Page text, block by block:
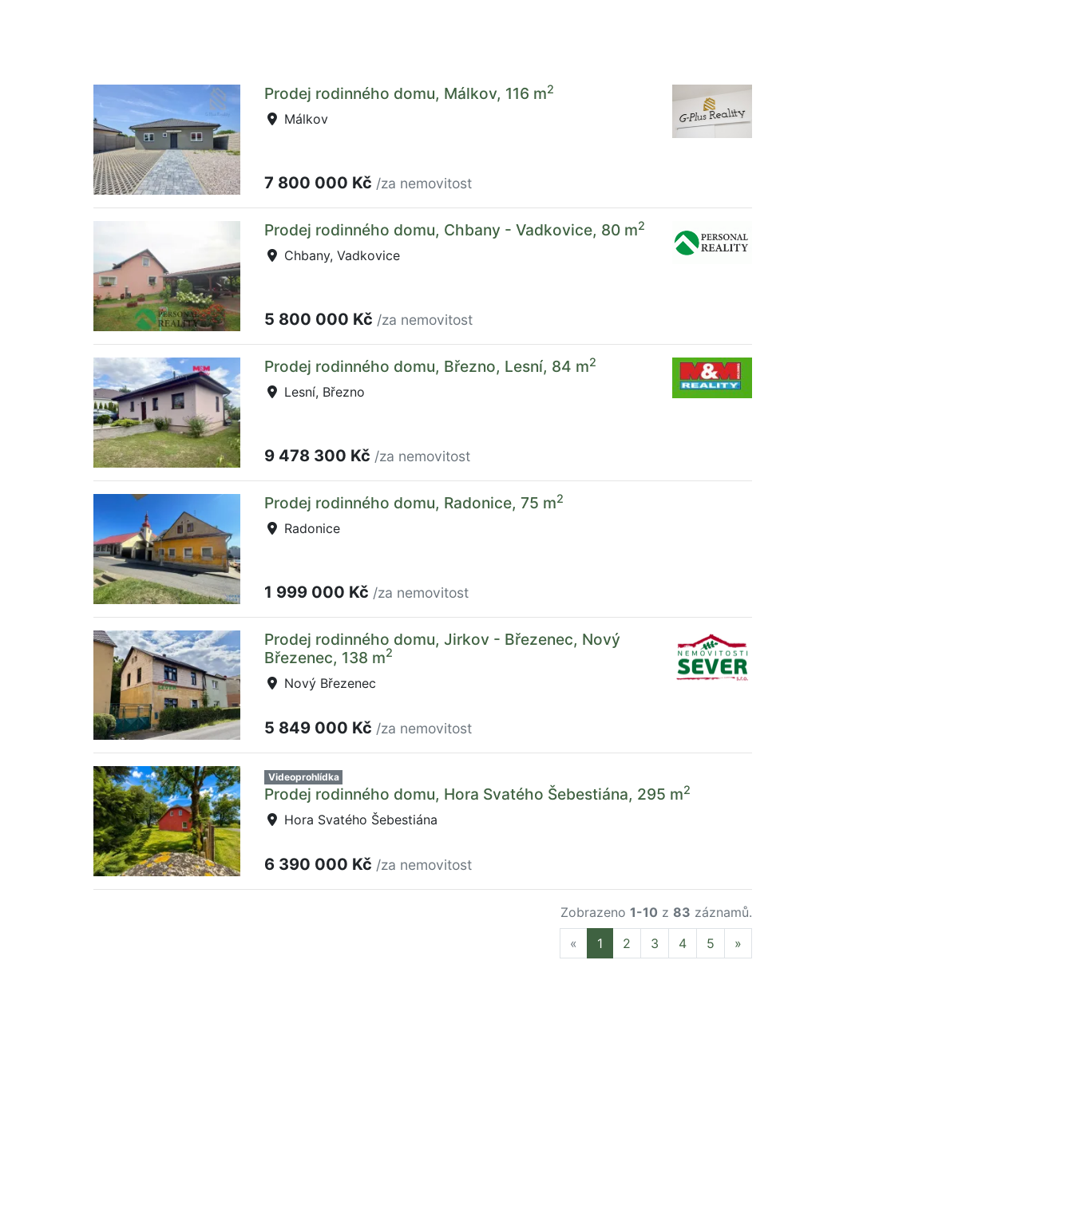
Prodej rodinného domu, Málkov, 116 m2
Málkov
7 800 000 Kč /za nemovitost
Prodej rodinného domu, Chbany - Vadkovice, 80 m2
Chbany, Vadkovice
5 800 000 Kč /za nemovitost
Prodej rodinného domu, Březno, Lesní, 84 m2
Lesní, Březno
9 478 300 Kč /za nemovitost
Prodej rodinného domu, Radonice, 75 m2
Radonice
1 999 000 Kč /za nemovitost
Prodej rodinného domu, Jirkov - Březenec, Nový
Březenec, 138 m2
Nový Březenec
5 849 000 Kč /za nemovitost
Videoprohlídka
Prodej rodinného domu, Hora Svatého Šebestiána, 295 m2
Hora Svatého Šebestiána
6 390 000 Kč /za nemovitost
Zobrazeno 1-10 z 83 záznamů.
« Previous
1 2 3 4 5 »